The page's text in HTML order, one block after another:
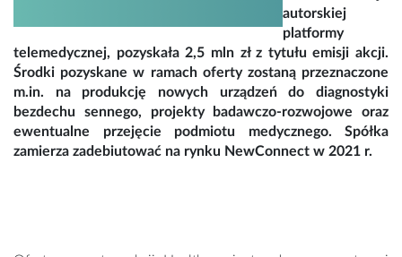
autorskiej
platformy
telemedycznej, pozyskała 2,5 mln zł z tytułu emisji akcji.
Środki pozyskane w ramach oferty zostaną przeznaczone
m.in. na produkcję nowych urządzeń do diagnostyki
bezdechu sennego, projekty badawczo-rozwojowe oraz
ewentualne przejęcie podmiotu medycznego. Spółka
zamierza zadebiutować na rynku NewConnect w 2021 r.